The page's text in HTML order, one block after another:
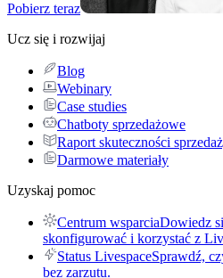
Pobierz teraz
Ucz się i rozwijaj
Blog
Webinary
Case studies
Chatboty sprzedażowe
Raport skuteczności
Darmowe materiały
Uzyskaj pomoc
Centrum wsparciaDowiedz
skonfigurować i korzystać z
Status LivespaceSprawdź,
bez zarzutu.